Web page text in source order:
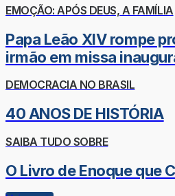
EMOÇÃO: APÓS DEUS, A FAMÍLIA
Papa Leão XIV rompe
irmão em missa
DEMOCRACIA NO BRASIL
40 ANOS DE HISTÓRIA
SAIBA TUDO SOBRE
O Livro de Enoque que